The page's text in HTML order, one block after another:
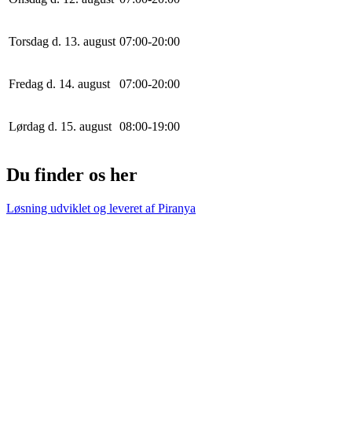
Torsdag d. 13. august 07:00-20:00
Fredag d. 14. august 07:00-20:00
Lørdag d. 15. august 08:00-19:00
Du finder os her
Løsning udviklet og leveret afPiranya